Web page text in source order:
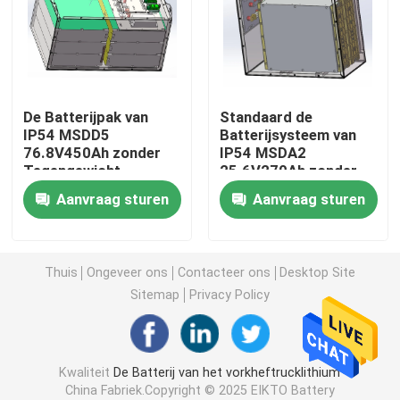
De Batterij van de lithiumtractor
Graafwerktuig Battery
Het Lithiumbatterij van de golfkar
De Batterij van het Grasmaaimachinelithium
Haardplaatbatterij
De elektrische Batterij van het Boorlithium
De Batterijpak van
IP54 MSDD5
76.8V450Ah zonder
Tegengewicht
Aanvraag sturen
Standaard de
Batterijsysteem van
IP54 MSDA2
25.6V270Ah zonder
Tegengewicht ek-CC-
2577Aanvraag sturen
Thuis Ongeveer ons Contacteer ons
Desktop Site
Sitemap
Privacy Policy
Kwaliteit De Batterij van het vorkheftrucklithium
China Fabriek.Copyright © 2025 EIKTO Battery